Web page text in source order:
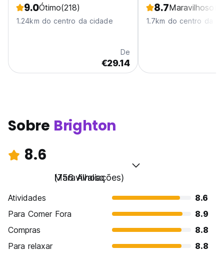
9.0Ótimo(218)
1.24km do centro da cidade
De
€29.14
8.7Maravilhoso
1.7km do centro da
Sobre Brighton
8.6
Maravilhoso
(758 Avaliações)
Atividades
8.6
Para Comer Fora
8.9
Compras
8.8
Para relaxar
8.8